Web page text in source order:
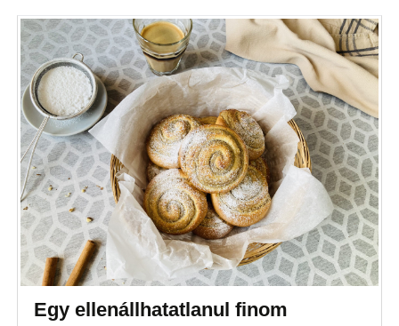
Egy ellenállhatatlanul finom